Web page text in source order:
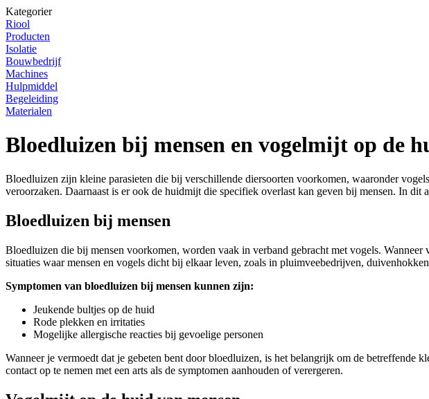
Kategorier
Riool
Producten
Isolatie
Bouwbedrijf
Machines
Hulpmiddel
Begeleiding
Materialen
Bloedluizen bij mensen en vogelmijt op de
Bloedluizen zijn kleine parasieten die bij verschillende diersoorten voorkomen, waaronder
veroorzaken. Daarnaast is er ook de huidmijt die specifiek overlast kan geven bij mensen. In
Bloedluizen bij mensen
Bloedluizen die bij mensen voorkomen, worden vaak in verband gebracht met vogels.
situaties waar mensen en vogels dicht bij elkaar leven, zoals in pluimveebedrijven,
Symptomen van bloedluizen bij mensen kunnen zijn:
Jeukende bultjes op de huid
Rode plekken en irritaties
Mogelijke allergische reacties bij gevoelige personen
Wanneer je vermoedt dat je gebeten bent door bloedluizen, is het belangrijk om de betreffende
contact op te nemen met een arts als de symptomen aanhouden of verergeren.